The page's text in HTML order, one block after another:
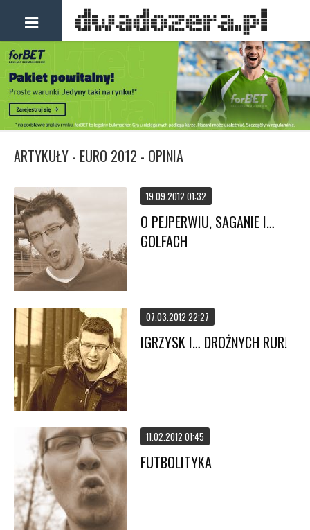
ARTYKUŁY - EURO 2012 - OPINIA
19.09.2012 01:32
O PEJPERWIU, SAGANIE I…
GOLFACH
07.03.2012 22:27
IGRZYSK I… DROŻNYCH RUR!
11.02.2012 01:45
FUTBOLITYKA